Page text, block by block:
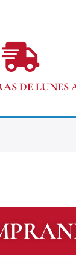
DE LUNES